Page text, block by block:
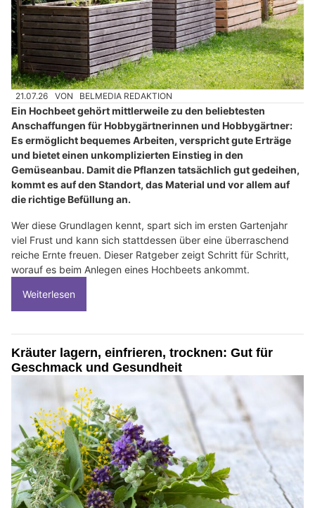
21.07.26 VON BELMEDIA REDAKTION
Ein Hochbeet gehört mittlerweile zu den beliebtesten
Anschaffungen für Hobbygärtnerinnen und Hobbygärtner:
Es ermöglicht bequemes Arbeiten, verspricht gute Erträge
und bietet einen unkomplizierten Einstieg in den
Gemüseanbau. Damit die Pflanzen tatsächlich gut gedeihen,
kommt es auf den Standort, das Material und vor allem auf
die richtige Befüllung an.
Wer diese Grundlagen kennt, spart sich im ersten Gartenjahr
viel Frust und kann sich stattdessen über eine überraschend
reiche Ernte freuen. Dieser Ratgeber zeigt Schritt für Schritt,
worauf es beim Anlegen eines Hochbeets ankommt.
Weiterlesen
Kräuter lagern, einfrieren, trocknen: Gut für
Geschmack und Gesundheit